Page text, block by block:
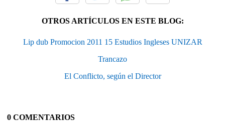
OTROS ARTÍCULOS EN ESTE BLOG:
Lip dub Promocion 2011 15 Estudios Ingleses UNIZAR
Trancazo
El Conflicto, según el Director
0 COMENTARIOS